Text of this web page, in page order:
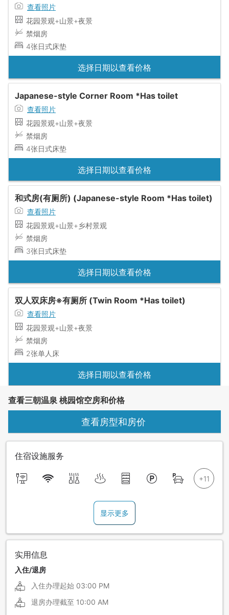
查看照片
花园景观+山景+夜景
禁烟房
4张日式床垫
选择日期以查看价格
Japanese-style Corner Room *Has toilet
查看照片
花园景观+山景+夜景
禁烟房
4张日式床垫
选择日期以查看价格
和式房(有厕所) (Japanese-style Room *Has toilet)
查看照片
花园景观+山景+乡村景观
禁烟房
3张日式床垫
选择日期以查看价格
双人双床房※有厕所 (Twin Room *Has toilet)
查看照片
花园景观+山景+夜景
禁烟房
2张单人床
选择日期以查看价格
查看三朝温泉 桃园馆空房和价格
查看房型和房价
住宿设施服务
显示更多
实用信息
入住/退房
入住办理起始 03:00 PM
退房办理截至 10:00 AM